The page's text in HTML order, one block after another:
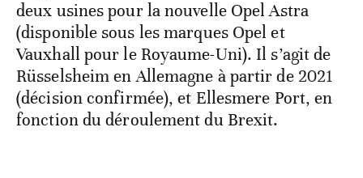
deux usines pour la nouvelle Opel Astra
(disponible sous les marques Opel et
Vauxhall pour le Royaume-Uni). Il s’agit de
Rüsselsheim en Allemagne à partir de 2021
(décision confirmée), et Ellesmere Port, en
fonction du déroulement du Brexit.